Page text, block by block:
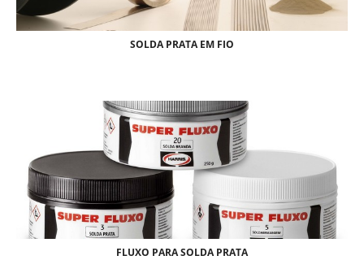
SOLDA PRATA EM FIO
FLUXO PARA SOLDA PRATA